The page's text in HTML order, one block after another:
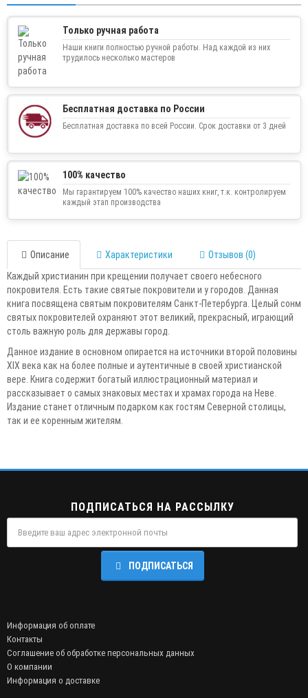
Только ручная работа
Наши книги полностью ручной работы. Над каждой из них
трудилось несколько мастеров
Бесплатная доставка по России
Бесплатная доставка по всей России. Срок доставки от 3 дней
100% качество
Мы гарантируем 100% качество наших книг, т.к. контролируем
каждый этап производства
Описание Характеристики
Отзывов (0)
Каждый христианин при крещении получает своего небесного
покровителя. Есть такие святые покровители и у городов. Данная
книга посвящена святым покровителям Санкт-Петербурга. Целый сонм
святых покровителей охраняют этот великий, прекрасный, играющий
столь важную роль для державы город.
Данное издание в основном опирается на источники второй половины
XIX века как на более полные и аутентичные в своей христианской
вере. Книга содержит богатый иллюстрационный материал и
рассказывает о самых знаковых местах и храмах города на Неве.
Издание станет отличным подарком как гостям Северной столицы,
так и ее коренным жителям.
ПОДПИСАТЬСЯ НА РАССЫЛКУ
ПОДПИСАТЬСЯ
Информация об оплате
Контакты
Соглашение об обработке персональных данных
О компании
Информация о доставке